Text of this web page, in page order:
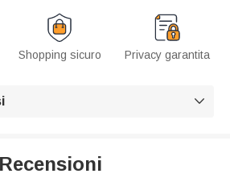
Shopping sicuro Privacy garantita

Recensioni